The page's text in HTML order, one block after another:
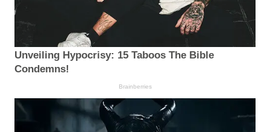
Unveiling Hypocrisy: 15 Taboos The Bible
Condemns!
Brainberries